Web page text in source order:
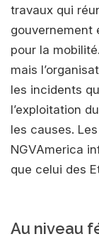
travaux qui
gouvernement
pour la
mais
les incidents
l’exploitation
les causes.
NGVAmerica
que celui des
Au niveau